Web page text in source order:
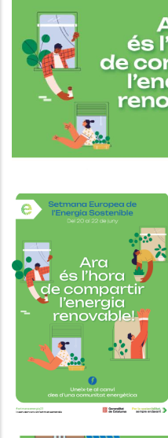
Setmana
Baix
Visita A Les
Generació
L'EDAR